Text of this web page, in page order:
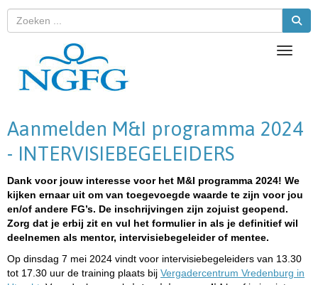
Toggle
Aanmelden M&I programma 2024
- INTERVISIEBEGELEIDERS
Dank voor jouw interesse voor het M&I programma 2024! We
kijken ernaar uit om van toegevoegde waarde te zijn voor jou
en/of andere FG’s. De inschrijvingen zijn zojuist geopend.
Zorg dat je erbij zit en vul het formulier in als je definitief wil
deelnemen als mentor, intervisiebegeleider of mentee.
Op dinsdag 7 mei 2024 vindt voor intervisiebegeleiders van 13.30
tot 17.30 uur de training plaats bij Vergadercentrum Vredenburg in